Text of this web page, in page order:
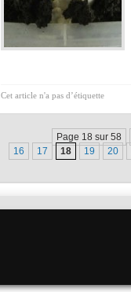
Cet article n'a pas d’étiquette
Page 18 sur 58
16
17 18 19 20